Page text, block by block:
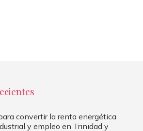
convertir la renta energética
y empleo en Trinidad y